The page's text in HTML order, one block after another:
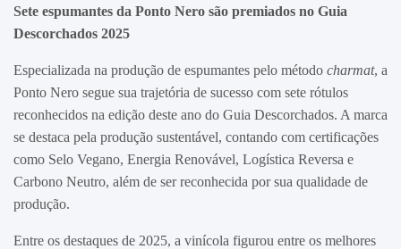
Sete espumantes da Ponto Nero são premiados no Guia
Descorchados 2025
Especializada na produção de espumantes pelo método charmat, a
Ponto Nero segue sua trajetória de sucesso com sete rótulos
reconhecidos na edição deste ano do Guia Descorchados. A marca
se destaca pela produção sustentável, contando com certificações
como Selo Vegano, Energia Renovável, Logística Reversa e
Carbono Neutro, além de ser reconhecida por sua qualidade de
produção.
Entre os destaques de 2025, a vinícola figurou entre os melhores